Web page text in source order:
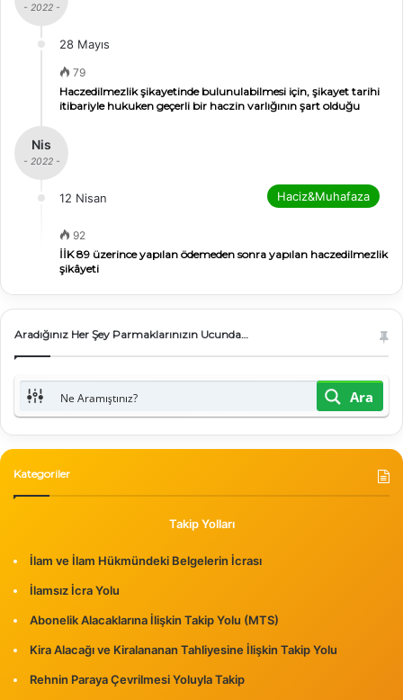
- 2022 -
28 Mayıs
79
Haczedilmezlik şikayetinde bulunulabilmesi için, şikayet tarihi
itibariyle hukuken geçerli bir haczin varlığının şart olduğu
Nis
- 2022 -
12 Nisan Haciz&Muhafaza
92
İİK 89 üzerince yapılan ödemeden sonra yapılan haczedilmezlik
şikâyeti
Aradığınız Her Şey Parmaklarınızın Ucunda…
Ara
Kategoriler
Takip Yolları
İlam ve İlam Hükmündeki Belgelerin İcrası
İlamsız İcra Yolu
Abonelik Alacaklarına İlişkin Takip Yolu (MTS)
Kira Alacağı ve Kiralananan Tahliyesine İlişkin Takip Yolu
Rehnin Paraya Çevrilmesi Yoluyla Takip